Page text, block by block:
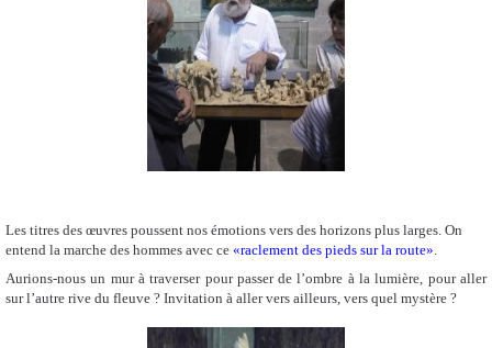
Les titres des œuvres poussent nos émotions vers des horizons plus larges. On
entend la marche des hommes avec ce «raclement des pieds sur la route»
Aurions-nous un mur à traverser pour passer de l’ombre à la lumière, pour aller
sur l’autre rive du fleuve ? Invitation à aller vers ailleurs, vers quel mystère ?